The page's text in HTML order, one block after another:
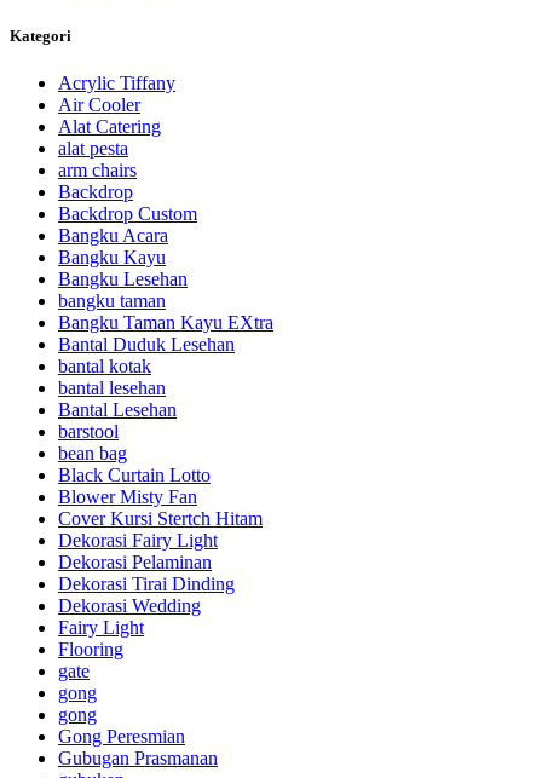
Kategori
Acrylic Tiffany
Air Cooler
Alat Catering
alat pesta
arm chairs
Backdrop
Backdrop Custom
Bangku Acara
Bangku Kayu
Bangku Lesehan
bangku taman
Bangku Taman Kayu EXtra
Bantal Duduk Lesehan
bantal kotak
bantal lesehan
Bantal Lesehan
barstool
bean bag
Black Curtain Lotto
Blower Misty Fan
Cover Kursi Stertch Hitam
Dekorasi Fairy Light
Dekorasi Pelaminan
Dekorasi Tirai Dinding
Dekorasi Wedding
Fairy Light
Flooring
gate
gong
gong
Gong Peresmian
Gubugan Prasmanan